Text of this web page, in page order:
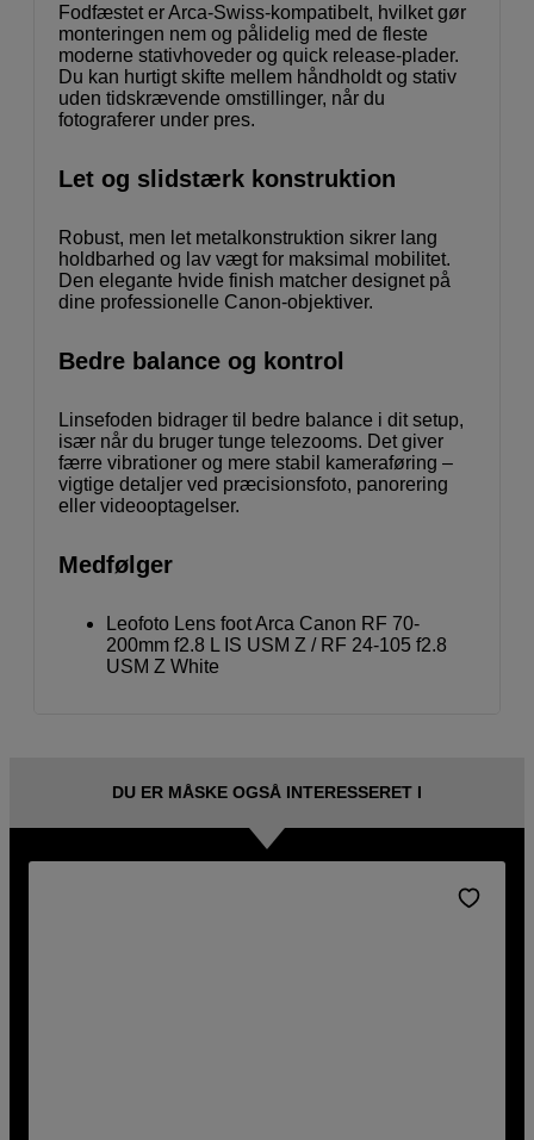
Fodfæstet er Arca-Swiss-kompatibelt, hvilket gør
monteringen nem og pålidelig med de fleste
moderne stativhoveder og quick release-plader.
Du kan hurtigt skifte mellem håndholdt og stativ
uden tidskrævende omstillinger, når du
fotograferer under pres.
Let og slidstærk konstruktion
Robust, men let metalkonstruktion sikrer lang
holdbarhed og lav vægt for maksimal mobilitet.
Den elegante hvide finish matcher designet på
dine professionelle Canon-objektiver.
Bedre balance og kontrol
Linsefoden bidrager til bedre balance i dit setup,
især når du bruger tunge telezooms. Det giver
færre vibrationer og mere stabil kameraføring –
vigtige detaljer ved præcisionsfoto, panorering
eller videooptagelser.
Medfølger
Leofoto Lens foot Arca Canon RF 70-
200mm f2.8 L IS USM Z / RF 24-105 f2.8
USM Z White
DU ER MÅSKE OGSÅ INTERESSERET I